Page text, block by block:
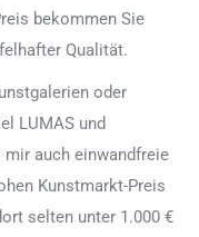
bekommen Sie
Qualität.
oder
LUMAS und
auch einwandfreie
Kunstmarkt-Preis
selten unter 1.000 €